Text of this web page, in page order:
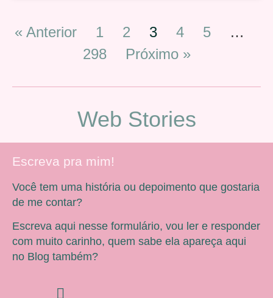
« Anterior 1 2 3 4 5
…
298
Próximo »
Web Stories
Escreva pra mim!
Você tem uma história ou depoimento que gostaria
de me contar?
Escreva aqui nesse formulário, vou ler e responder
com muito carinho, quem sabe ela apareça aqui
no Blog também?